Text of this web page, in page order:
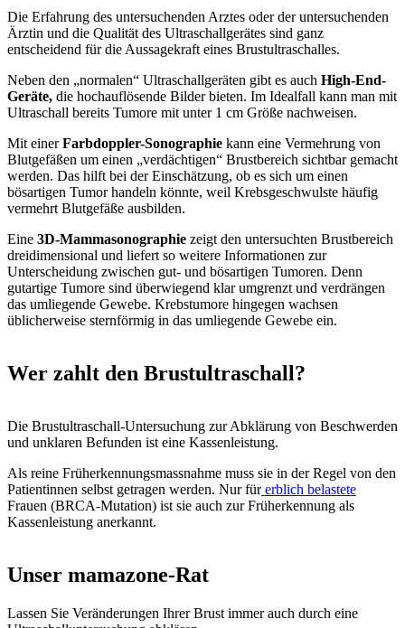
Die Erfahrung des untersuchenden Arztes oder der untersuchenden
Ärztin und die Qualität des Ultraschallgerätes sind ganz
entscheidend für die Aussagekraft eines Brustultraschalles.
Neben den „normalen“ Ultraschallgeräten gibt es auch High-End-
Geräte, die hochauflösende Bilder bieten. Im Idealfall kann man mit
Ultraschall bereits Tumore mit unter 1 cm Größe nachweisen.
Mit einerFarbdoppler-Sonographie kann eine Vermehrung von
Blutgefäßen um einen „verdächtigen“ Brustbereich sichtbar gemacht
werden. Das hilft bei der Einschätzung, ob es sich um einen
bösartigen Tumor handeln könnte, weil Krebsgeschwulste häufig
vermehrt Blutgefäße ausbilden.
Eine 3D-Mammasonographie zeigt den untersuchten Brustbereich
dreidimensional und liefert so weitere Informationen zur
Unterscheidung zwischen gut- und bösartigen Tumoren. Denn
gutartige Tumore sind überwiegend klar umgrenzt und verdrängen
das umliegende Gewebe. Krebstumore hingegen wachsen
üblicherweise sternförmig in das umliegende Gewebe ein.
Wer zahlt den Brustultraschall?
Die Brustultraschall-Untersuchung zur Abklärung von Beschwerden
und unklaren Befunden ist eine Kassenleistung.
Als reine Früherkennungsmassnahme muss sie in der Regel von den
Patientinnen selbst getragen werden. Nur fürerblich belastete
Frauen (BRCA-Mutation) ist sie auch zur Früherkennung als
Kassenleistung anerkannt.
Unser mamazone-Rat
Lassen Sie Veränderungen Ihrer Brust immer auch durch eine